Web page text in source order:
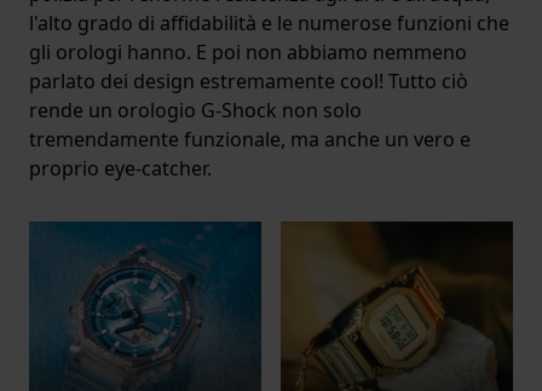
l'alto grado di affidabilità e le numerose funzioni che
gli orologi hanno. E poi non abbiamo nemmeno
parlato dei design estremamente cool! Tutto ciò
rende un orologio G-Shock non solo
tremendamente funzionale, ma anche un vero e
proprio eye-catcher.